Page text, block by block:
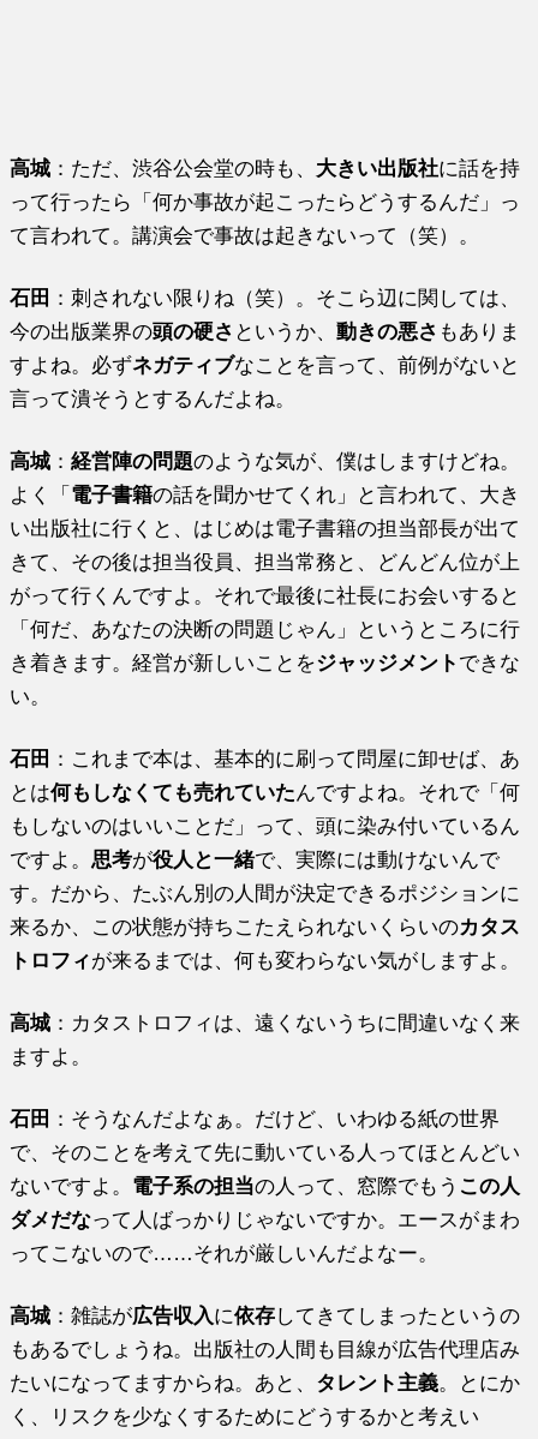
高城 ：ただ、渋谷公会堂の時も、 大きい出版社に話を持
って行ったら「何か事故が起こったらどうするんだ」っ
て言われて。講演会で事故は起きないって（笑）。
石田 ：刺されない限りね（笑）。そこら辺に関しては、
今の出版業界の頭の硬さ というか、動きの悪さ もありま
すよね。必ずネガティブなことを言って、前例がないと
言って潰そうとするんだよね。
高城 ：経営陣の問題のような気が、僕はしますけどね。
よく「 電子書籍の話を聞かせてくれ」と言われて、大き
い出版社に行くと、はじめは電子書籍の担当部長が出て
きて、その後は担当役員、担当常務と、どんどん位が上
がって行くんですよ。それで最後に社長にお会いすると
「何だ、あなたの決断の問題じゃん」というところに行
き着きます。経営が新しいことをジャッジメント できな
い。
石田 ：これまで本は、基本的に刷って問屋に卸せば、あ
とは何もしなくても売れていたんですよね。それで「何
もしないのはいいことだ」って、頭に染み付いているん
ですよ。思考が役人と一緒で、実際には動けないんで
す。だから、たぶん別の人間が決定できるポジションに
来るか、この状態が持ちこたえられないくらいのカタス
トロフィが来るまでは、何も変わらない気がしますよ。
高城 ：カタストロフィは、遠くないうちに間違いなく来
ますよ。
石田 ：そうなんだよなぁ。だけど、いわゆる紙の世界
で、そのことを考えて先に動いている人ってほとんどい
ないですよ。 電子系の担当の人って、窓際でもう この人
ダメだなって人ばっかりじゃないですか。エースがまわ
ってこないので……それが厳しいんだよなー。
高城 ：雑誌が広告収入に依存してきてしまったというの
もあるでしょうね。出版社の人間も目線が広告代理店み
たいになってますからね。あと、 タレント主義。とにか
く、リスクを少なくするためにどうするかと考えい